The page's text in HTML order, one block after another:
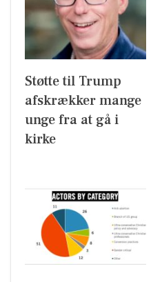
Støtte til Trump
afskrækker mange
unge fra at gå i
kirke